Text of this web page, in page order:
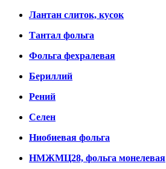
Лантан слиток, кусок
Тантал фольга
Фольга фехралевая
Бериллий
Рений
Селен
Ниобиевая фольга
НМЖМЦ28, фольга монелевая